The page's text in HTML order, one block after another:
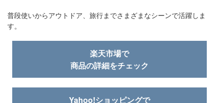
普段使いからアウトドア、旅行までさまざまなシーンで活躍しま
す。
楽天市場で
商品の詳細をチェック
Yahoo!ショッピングで